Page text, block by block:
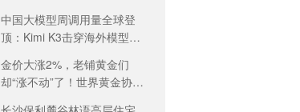
中国大模型周调用量全球登
顶：Kimi K3击穿海外模型高
价格战
金价大涨2%，老铺黄金们
却“涨不动”了！世界黄金协